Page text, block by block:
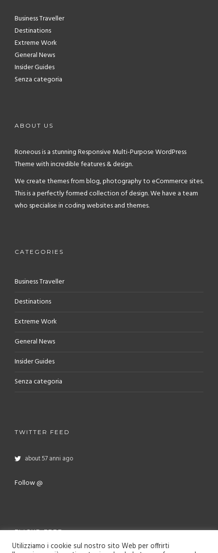
Business Traveller
Destinations
Extreme Work
General News
Insider Guides
Senza categoria
ABOUT US
Roneous is a stunning Responsive Multi-Purpose WordPress
Theme with incredible features & design.
We create themes from blog, photography to eCommerce sites.
This is a perfectly formed collection of design. We have a team
who specialise in coding websites and themes.
CATEGORIES
Business Traveller
Destinations
Extreme Work
General News
Insider Guides
Senza categoria
TWITTER FEED
about 57 anni ago
Follow @
FLICKR FEED
Utilizziamo i cookie sul nostro sito Web per offrirti